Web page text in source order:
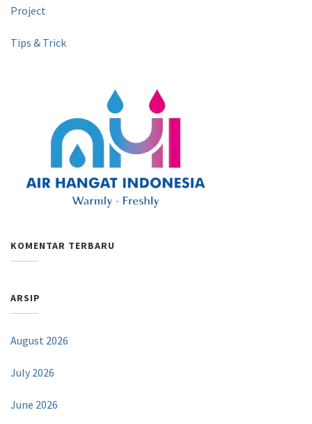
Project
Tips & Trick
KOMENTAR TERBARU
ARSIP
August 2026
July 2026
June 2026